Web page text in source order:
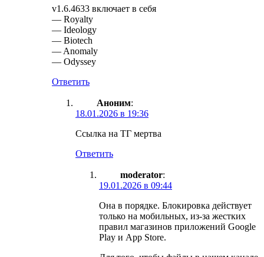
v1.6.4633 включает в себя
— Royalty
— Ideology
— Biotech
— Anomaly
— Odyssey
Ответить
Аноним:
18.01.2026 в 19:36
Ссылка на ТГ мертва
Ответить
moderator:
19.01.2026 в 09:44
Она в порядке. Блокировка действует
только на мобильных, из-за жестких
правил магазинов приложений Google
Play и App Store.